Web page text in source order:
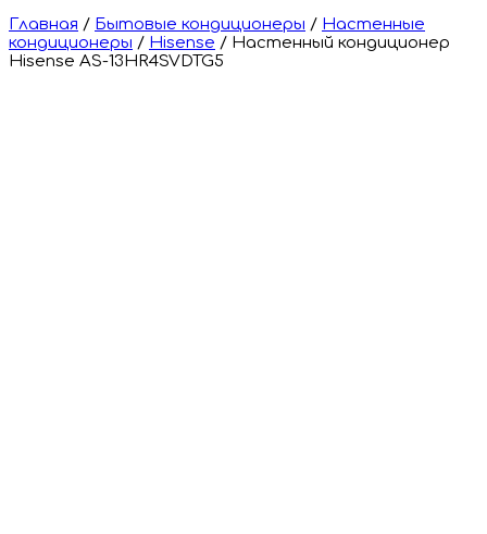
Главная / Бытовые кондиционеры / Настенные
кондиционеры / Hisense / Настенный кондиционер
Hisense AS-13HR4SVDTG5